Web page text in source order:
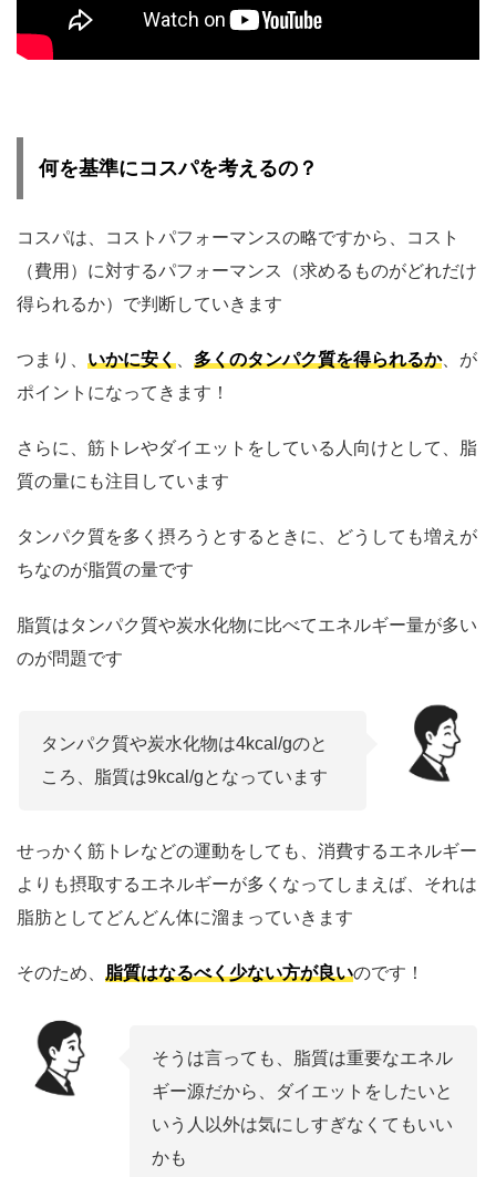
何を基準にコスパを考えるの？
コスパは、コストパフォーマンスの略ですから、コスト
（費用）に対するパフォーマンス（求めるものがどれだけ
得られるか）で判断していきます
つまり、 いかに安く 多くのタンパク質を得られるか、が
ポイントになってきます！
さらに、筋トレやダイエットをしている人向けとして、脂
質の量にも注目しています
タンパク質を多く摂ろうとするときに、どうしても増えが
ちなのが脂質の量です
脂質はタンパク質や炭水化物に比べてエネルギー量が多い
のが問題です
タンパク質や炭水化物は4kcal/gのと
ころ、脂質は9kcal/gとなっています
せっかく筋トレなどの運動をしても、消費するエネルギー
よりも摂取するエネルギーが多くなってしまえば、それは
脂肪としてどんどん体に溜まっていきます
そのため、 脂質はなるべく少ない方が良いのです！
そうは言っても、脂質は重要なエネル
ギー源だから、ダイエットをしたいと
いう人以外は気にしすぎなくてもいい
かも